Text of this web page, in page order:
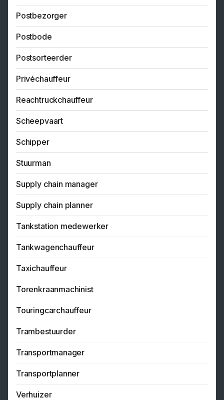
Postbezorger
Postbode
Postsorteerder
Privéchauffeur
Reachtruckchauffeur
Scheepvaart
Schipper
Stuurman
Supply chain manager
Supply chain planner
Tankstation medewerker
Tankwagenchauffeur
Taxichauffeur
Torenkraanmachinist
Touringcarchauffeur
Trambestuurder
Transportmanager
Transportplanner
Verhuizer